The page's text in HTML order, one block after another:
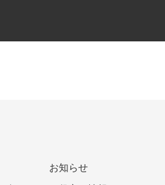
お知らせ